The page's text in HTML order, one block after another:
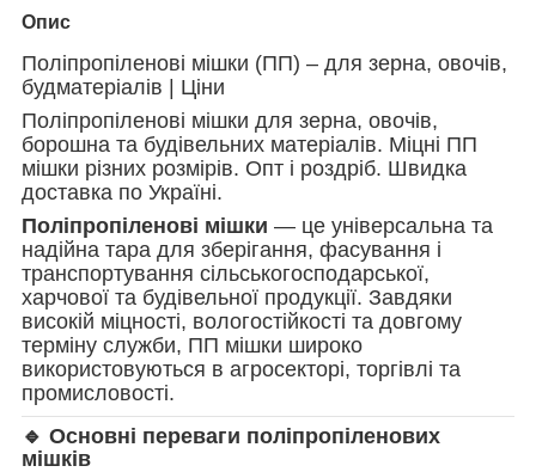
Опис
Поліпропіленові мішки (ПП) – для зерна, овочів,
будматеріалів | Ціни
Поліпропіленові мішки для зерна, овочів,
борошна та будівельних матеріалів. Міцні ПП
мішки різних розмірів. Опт і роздріб. Швидка
доставка по Україні.
Поліпропіленові мішки — це універсальна та
надійна тара для зберігання, фасування і
транспортування сільськогосподарської,
харчової та будівельної продукції. Завдяки
високій міцності, вологостійкості та довгому
терміну служби, ПП мішки широко
використовуються в агросекторі, торгівлі та
промисловості.
🔹 Основні переваги поліпропіленових
мішків